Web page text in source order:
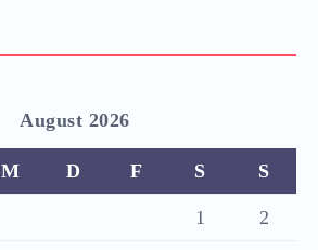
August 2026
M D F S S
1 2